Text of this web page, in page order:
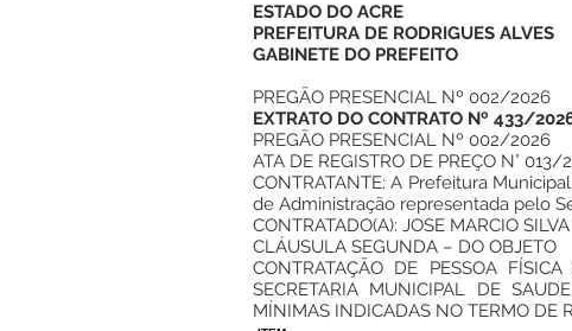
ESTADO DO ACRE
PREFEITURA DE RODRIGUES ALVES
GABINETE DO PREFEITO
PREGÃO PRESENCIAL Nº 002/2026
EXTRATO DO CONTRATO Nº 433/
PREGÃO PRESENCIAL Nº 002/2026
ATA DE REGISTRO DE PREÇO N° 013/
CONTRATANTE: A Prefeitura
de Administração representada pelo
CONTRATADO(A): JOSE MARCIO
CLÁUSULA SEGUNDA – DO OBJETO
CONTRATAÇÃO DE PESSOA
SECRETARIA MUNICIPAL DE
MÍNIMAS INDICADAS NO TERMO DE